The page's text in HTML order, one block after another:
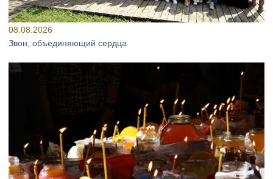
08.08.2026
Звон, объединяющий сердца